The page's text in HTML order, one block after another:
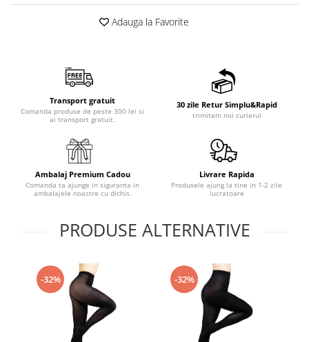
Adauga la Favorite
Transport gratuit
Comanda produse de peste 300 lei si
ai transport gratuit.
30 zile Retur Simplu&Rapid
trimitem noi curierul
Ambalaj Premium Cadou
Comanda ta ajunge in siguranta in
ambalajele noastre cu dichis.
Livrare Rapida
Produsele ajung la tine in 1-2 zile
lucratoare
PRODUSE ALTERNATIVE
-32% -32%